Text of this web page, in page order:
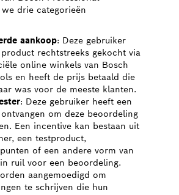
drie categorieën
aankoop: Deze gebruiker
rechtstreeks gekocht via
online winkels van Bosch
en heeft de prijs betaald die
was voor de meeste klanten.
: Deze gebruiker heeft een
om deze beoordeling
Een incentive kan bestaan uit
een testproduct,
of een andere vorm van
ruil voor een beoordeling.
aangemoedigd om
te schrijven die hun